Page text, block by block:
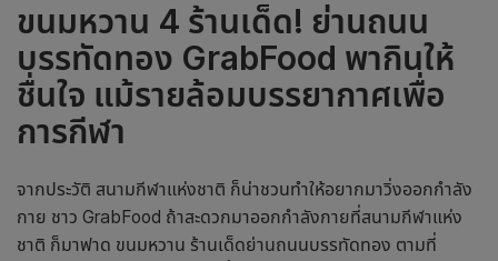
ขนมหวาน 4 ร้านเด็ด! ย่านถนน
บรรทัดทอง GrabFood พากินให้
ชื่นใจ แม้รายล้อมบรรยากาศเพื่อ
การกีฬา
จากประวัติ สนามกีฬาแห่งชาติ ก็น่าชวนทำให้อยากมาวิ่งออกกำลัง
กาย ชาว GrabFood ถ้าสะดวกมาออกกำลังกายที่สนามกีฬาแห่ง
ชาติ ก็มาฟาด ขนมหวาน ร้านเด็ดย่านถนนบรรทัดทอง ตามที่